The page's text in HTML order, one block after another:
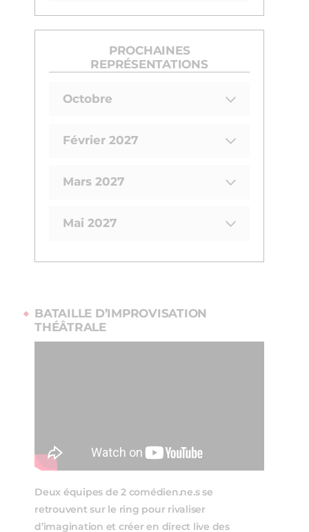
PROCHAINES
REPRÉSENTATIONS
Octobre
Février 2027
Mars 2027
Mai 2027
BATAILLE D’IMPROVISATION
THÉÂTRALE
Deux équipes de 2 comédien.ne.s se
retrouvent sur le ring pour rivaliser
d’imagination et créer en direct live des